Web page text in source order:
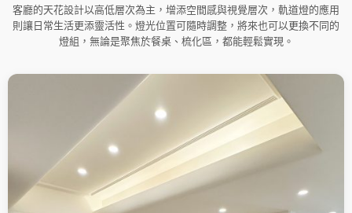
客廳的天花設計以高低層次為主，增添空間感與視覺層次，軌道燈的應用
則讓日常生活更添靈活性。燈光位置可隨時調整，將來也可以更換不同的
燈組，無論是聚焦於餐桌、梳化區，都能輕鬆實現。